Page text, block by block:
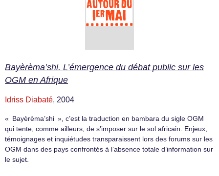
Bayèrèma’shi. L’émergence du débat public sur les
OGM en Afrique
Idriss Diabaté, 2004
« Bayèrèma’shi », c’est la traduction en bambara du sigle OGM
qui tente, comme ailleurs, de s’imposer sur le sol africain. Enjeux,
témoignages et inquiétudes transparaissent lors des forums sur les
OGM dans des pays confrontés à l’absence totale d’information sur
le sujet.